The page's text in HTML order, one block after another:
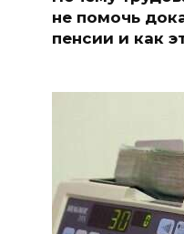
не помочь
пенсии и как